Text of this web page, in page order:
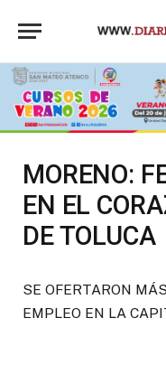
MORENO:
EN EL
DE TOLUCA
SE OFERTARON
EMPLEO EN LA